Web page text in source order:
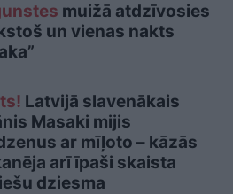
muižā atdzīvosies
un vienas nakts
Latvijā slavenākais
Masaki mijis
ar mīļoto – kāzās
arī īpaši skaista
dziesma